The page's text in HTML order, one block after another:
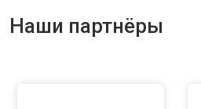
Наши партнёры